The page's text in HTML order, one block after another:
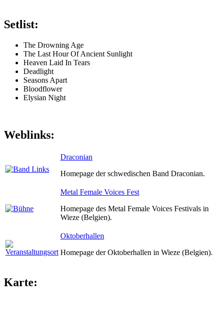
Setlist:
The Drowning Age
The Last Hour Of Ancient Sunlight
Heaven Laid In Tears
Deadlight
Seasons Apart
Bloodflower
Elysian Night
Weblinks:
Draconian
Homepage der schwedischen Band Draconian.
Metal Female Voices Fest
Homepage des Metal Female Voices Festivals in
Wieze (Belgien).
Oktoberhallen
Homepage der Oktoberhallen in Wieze (Belgien).
Karte: